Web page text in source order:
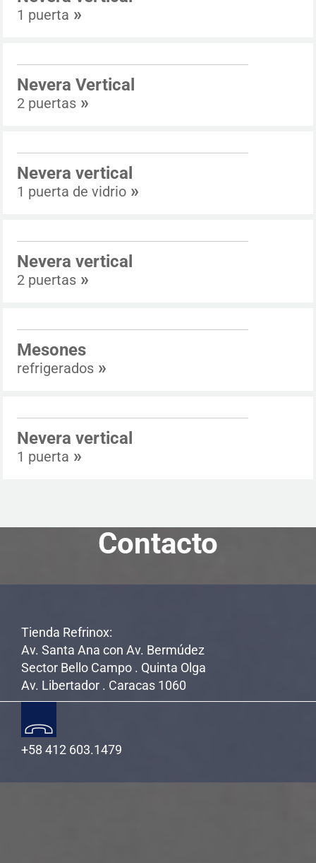
1 puerta »
Nevera Vertical
2 puertas »
Nevera vertical
1 puerta de vidrio »
Nevera vertical
2 puertas »
Mesones
refrigerados »
Nevera vertical
1 puerta »
Contacto
Tienda Refrinox:
Av. Santa Ana con Av. Bermúdez
Sector Bello Campo . Quinta Olga
Av. Libertador . Caracas 1060
+58 412 603.1479